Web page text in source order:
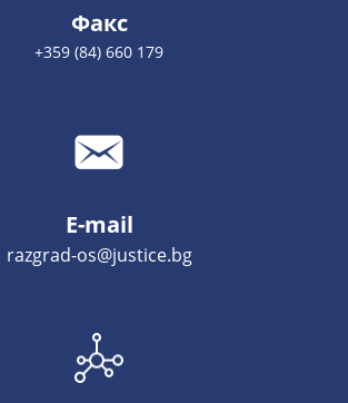
Факс
+359 (84) 660 179
E-mail
razgrad-os@justice.bg